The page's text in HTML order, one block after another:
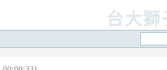
台大獅